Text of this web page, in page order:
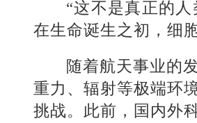
“这不是真正的
在生命诞生之初，细
随着航天事业的
重力、辐射等极端环
挑战。此前，国内外